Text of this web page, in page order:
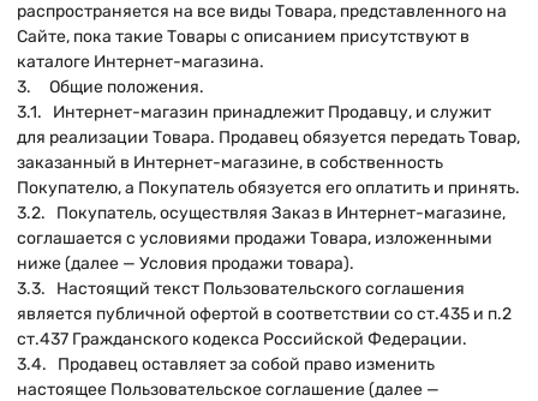
распространяется на все виды Товара, представленного на
Сайте, пока такие Товары с описанием присутствуют в
каталоге Интернет-магазина.
3. Общие положения.
3.1. Интернет-магазин принадлежит Продавцу, и служит
для реализации Товара. Продавец обязуется передать Товар,
заказанный в Интернет-магазине, в собственность
Покупателю, а Покупатель обязуется его оплатить и принять.
3.2. Покупатель, осуществляя Заказ в Интернет-магазине,
соглашается с условиями продажи Товара, изложенными
ниже (далее — Условия продажи товара).
3.3. Настоящий текст Пользовательского соглашения
является публичной офертой в соответствии со ст.435 и п.2
ст.437 Гражданского кодекса Российской Федерации.
3.4. Продавец оставляет за собой право изменить
настоящее Пользовательское соглашение (далее —